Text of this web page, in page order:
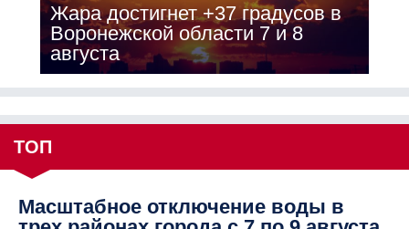
Жара достигнет +37 градусов в
Воронежской области 7 и 8
августа
ТОП
Масштабное отключение воды в